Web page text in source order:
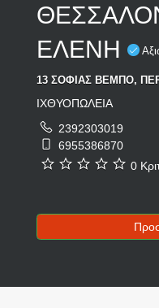
ΕΛΕΝΗ
13 ΣΟΦΙΑΣ ΒΕΜΠΟ,
ΙΧΘΥΟΠΩΛΕΙΑ
2392303019
6955386870
0